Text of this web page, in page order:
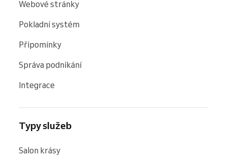
Webové stránky
Pokladní systém
Připomínky
Správa podnikání
Integrace
Typy služeb
Salon krásy